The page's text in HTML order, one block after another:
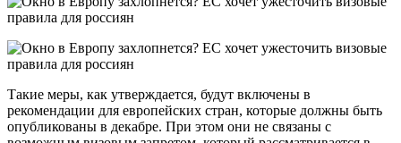
Такие меры, как утверждается, будут включены в
рекомендации для европейских стран, которые должны быть
опубликованы в декабре. При этом они не связаны с